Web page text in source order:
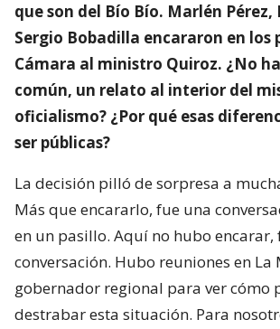
que son del Bío Bío. Marlén Pérez,
Sergio Bobadilla encararon en los
Cámara al ministro Quiroz. ¿No
común, un relato al interior del
oficialismo? ¿Por qué esas
ser públicas?
La decisión pilló de sorpresa a
Más que encararlo, fue una
en un pasillo. Aquí no hubo encarar,
conversación. Hubo reuniones en La
gobernador regional para ver cómo
destrabar esta situación. Para